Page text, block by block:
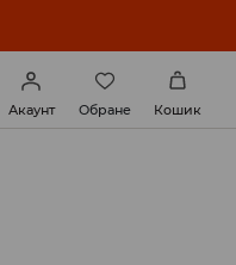
Акаунт Обране Кошик